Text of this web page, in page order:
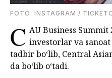
FOTO: INSTAGRAM /
C AU Business
investorlar va
tadbir bo‘lib, Central
da bo‘lib o‘tadi.